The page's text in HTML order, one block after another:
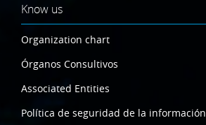
Know us
Organization chart
Órganos Consultivos
Associated Entities
Política de seguridad de la información